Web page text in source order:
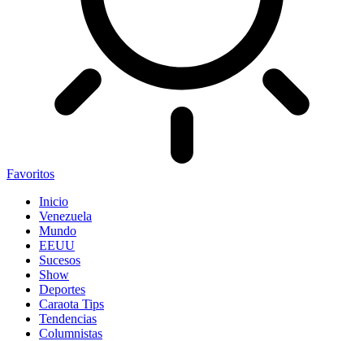
Favoritos
Inicio
Venezuela
Mundo
EEUU
Sucesos
Show
Deportes
Caraota Tips
Tendencias
Columnistas